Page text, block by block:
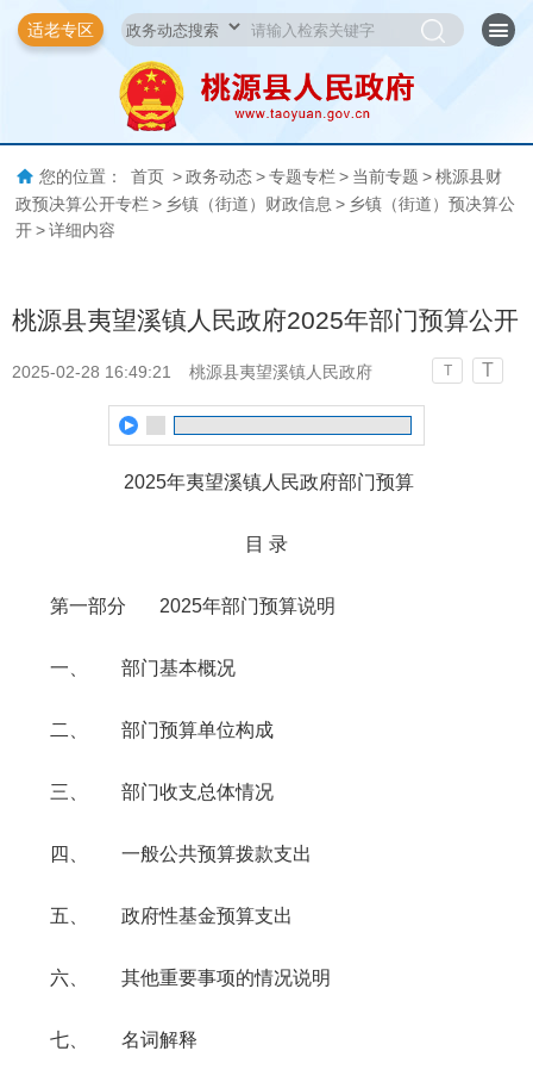
适老专区
您的位置： 首页 > 政务动态 > 专题专栏 > 当前专题 > 桃源县财
政预决算公开专栏 > 乡镇（街道）财政信息 > 乡镇（街道）预决算公
开 > 详细内容
桃源县夷望溪镇人民政府2025年部门预算公开
2025-02-28 16:49:21 桃源县夷望溪镇人民政府 T T
2025年夷望溪镇人民政府部门预算
目 录
第一部分 2025年部门预算说明
一、 部门基本概况
二、 部门预算单位构成
三、 部门收支总体情况
四、 一般公共预算拨款支出
五、 政府性基金预算支出
六、 其他重要事项的情况说明
七、 名词解释